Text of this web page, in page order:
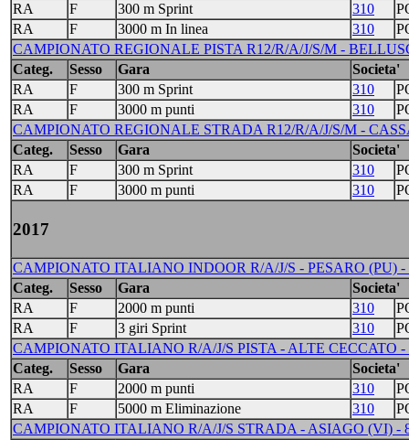
RA
F 300 m Sprint 310
RA
F 3000 m In linea 310
CAMPIONATO REGIONALE PISTA R12/R/A/J/S/M -
Categ.
Sesso Gara
Societa'
RA
F 300 m Sprint 310
RA
F 3000 m punti 310
CAMPIONATO REGIONALE STRADA R12/R/A/J/S/M -
Categ.
Sesso Gara
Societa'
RA
F 300 m Sprint 310
RA
F 3000 m punti 310
2017
CAMPIONATO ITALIANO INDOOR R/A/J/S - PESARO (PU) -
Categ.
Sesso Gara
Societa'
RA
F 2000 m punti 310
RA
F 3 giri Sprint 310
CAMPIONATO ITALIANO R/A/J/S PISTA - ALTE CECCATO -
Categ.
Sesso Gara
Societa'
RA
F 2000 m punti 310
RA
F 5000 m Eliminazione 310
CAMPIONATO ITALIANO R/A/J/S STRADA - ASIAGO (VI) -